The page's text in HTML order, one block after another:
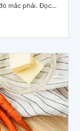
mắc phải. Đọc